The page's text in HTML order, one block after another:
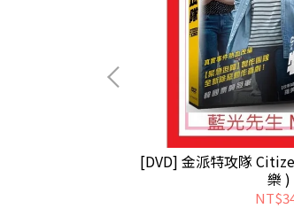
[DVD] 金派特攻隊
樂 )